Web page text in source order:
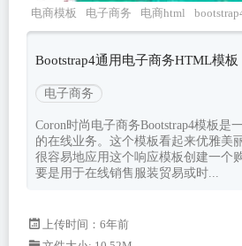
电商模板 电子商务 电商html
Bootstrap4通用电子商务HTML模板
电子商务
Coron时尚电子商务Bootstrap4模板是
的在线业务。这个模板看起来优雅美
很容易地应用这个响应模板创建一个
要是用于在线销售服装贸易或时...
上传时间：6年前